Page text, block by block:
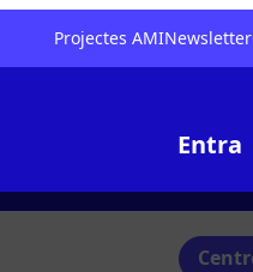
Projectes AMINewsletter
Entra